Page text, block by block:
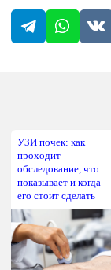
УЗИ почек: как
проходит
обследование, что
показывает и когда
его стоит сделать